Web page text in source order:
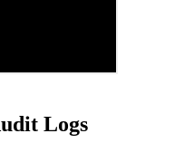
Logs